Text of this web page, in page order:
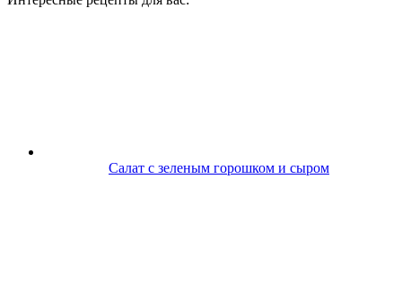
Салат с зеленым горошком и сыром